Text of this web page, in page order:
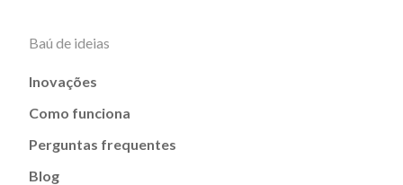
Baú de ideias
Inovações
Como funciona
Perguntas frequentes
Blog